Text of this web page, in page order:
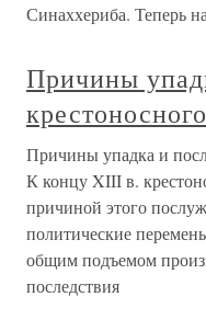
Синаххериба. Теперь
Причины
Причины упадка и
К концу XIII в.
причиной этого
политические
общим подъемом
последствия